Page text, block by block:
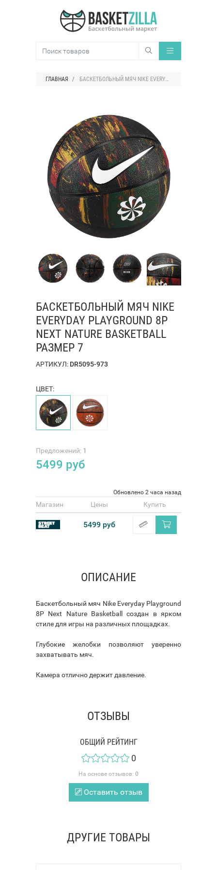
ГЛАВНАЯ БАСКЕТБОЛЬНЫЙ МЯЧ NIKE EVERYDAY PLAYGROUND 8P NEXT NATURE BASKETBALL
БАСКЕТБОЛЬНЫЙ МЯЧ NIKE
EVERYDAY PLAYGROUND 8P
NEXT NATURE BASKETBALL
РАЗМЕР 7
АРТИКУЛ: DR5095-973
ЦВЕТ:
Предложений: 1
5499 руб
Обновлено 2 часа назад
Магазин Цены Купить
5499 руб
ОПИСАНИЕ
Баскетбольный мяч Nike Everyday Playground
8P Next Nature Basketball создан в ярком
стиле для игры на различных площадках.
Глубокие желобки позволяют уверенно
захватывать мяч.
Камера отлично держит давление.
ОТЗЫВЫ
ОБЩИЙ РЕЙТИНГ
0
На основе отзывов: 0
Оставить отзыв
ДРУГИЕ ТОВАРЫ